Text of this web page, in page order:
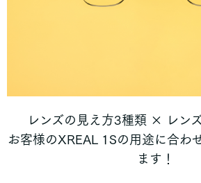
レンズの見え方3種類 × レン
お客様のXREAL 1Sの 用途に合わ
ます！